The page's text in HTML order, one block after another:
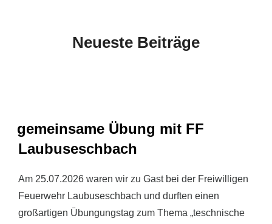
Neueste Beiträge
gemeinsame Übung mit FF
Laubuseschbach
Am 25.07.2026 waren wir zu Gast bei der Freiwilligen
Feuerwehr Laubuseschbach und durften einen
großartigen Übungungstag zum Thema „teschnische